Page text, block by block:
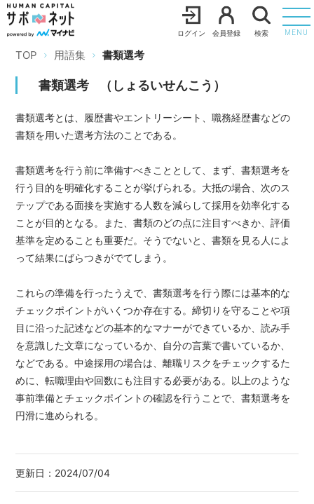
ログイン 会員登録 検索 MENU
TOP 用語集 書類選考
書類選考 （ しょるいせんこう ）
書類選考とは、履歴書やエントリーシート、職務経歴書などの
書類を用いた選考方法のことである。
書類選考を行う前に準備すべきこととして、まず、書類選考を
行う目的を明確化することが挙げられる。大抵の場合、次のス
テップである面接を実施する人数を減らして採用を効率化する
ことが目的となる。また、書類のどの点に注目すべきか、評価
基準を定めることも重要だ。そうでないと、書類を見る人によ
って結果にばらつきがでてしまう。
これらの準備を行ったうえで、書類選考を行う際には基本的な
チェックポイントがいくつか存在する。締切りを守ることや項
目に沿った記述などの基本的なマナーができているか、読み手
を意識した文章になっているか、自分の言葉で書いているか、
などである。中途採用の場合は、離職リスクをチェックするた
めに、転職理由や回数にも注目する必要がある。以上のような
事前準備とチェックポイントの確認を行うことで、書類選考を
円滑に進められる。
更新日： 2024/07/04